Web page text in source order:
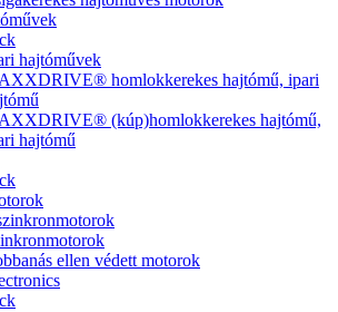
hajtóművek
homlokkerekes hajtómű, ipari
(kúp)homlokkerekes hajtómű,
hajtómű
ellen védett motorok